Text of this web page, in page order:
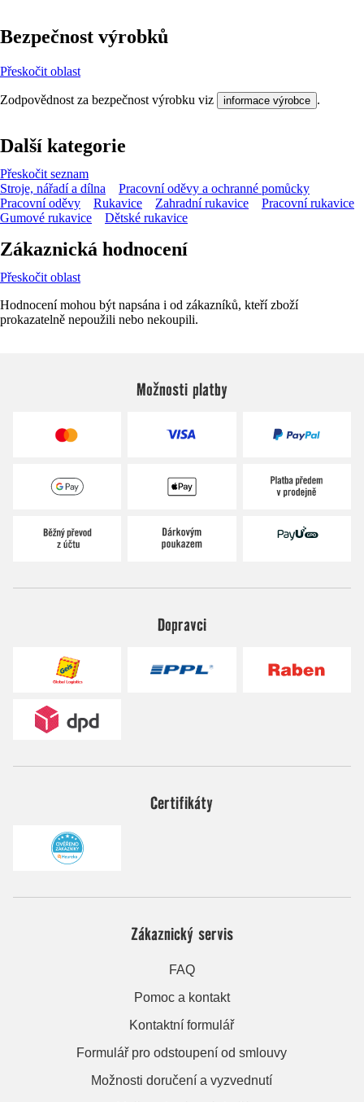
Bezpečnost výrobků
Přeskočit oblast
Zodpovědnost za bezpečnost výrobku viz informace výrobce .
Další kategorie
Přeskočit seznam
Stroje, nářadí a dílna
Pracovní oděvy a ochranné pomůcky
Pracovní oděvy
Rukavice Zahradní rukavice
Pracovní rukavice
Gumové rukavice
Dětské rukavice
Zákaznická hodnocení
Přeskočit oblast
Hodnocení mohou být napsána i od zákazníků, kteří zboží
prokazatelně nepoužili nebo nekoupili.
Možnosti platby
Dopravci
Certifikáty
Zákaznický servis
FAQ
Pomoc a kontakt
Kontaktní formulář
Formulář pro odstoupení od smlouvy
Možnosti doručení a vyzvednutí